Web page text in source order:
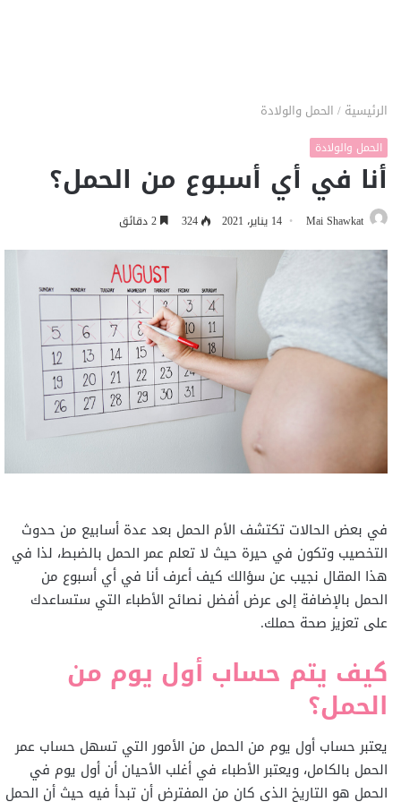
الرئيسية / الحمل والولادة
الحمل والولادة
أنا في أي أسبوع من الحمل؟
Mai Shawkat 14 يناير، 2021 324
في بعض الحالات تكتشف الأم الحمل بعد عدة أسابيع من حدوث
التخصيب وتكون في حيرة حيث لا تعلم عمر الحمل بالضبط، لذا في
هذا المقال نجيب عن سؤالك كيف أعرف أنا في أي أسبوع من
الحمل بالإضافة إلى عرض أفضل نصائح الأطباء التي ستساعدك
على تعزيز صحة حملك.
كيف يتم حساب أول يوم من
الحمل؟
يعتبر حساب أول يوم من الحمل من الأمور التي تسهل حساب عمر
الحمل بالكامل، ويعتبر الأطباء في أغلب الأحيان أن أول يوم في
الحمل هو التاريخ الذي كان من المفترض أن تبدأ فيه حيث أن الحمل